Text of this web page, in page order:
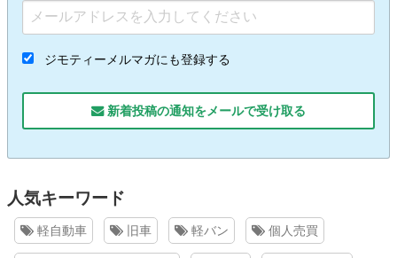
ジモティーメルマガにも登録する
新着投稿の通知をメールで受け取る
人気キーワード
軽自動車 旧車 軽バン 個人売買